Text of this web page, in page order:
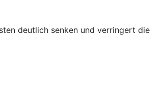
deutlich senken und verringert die